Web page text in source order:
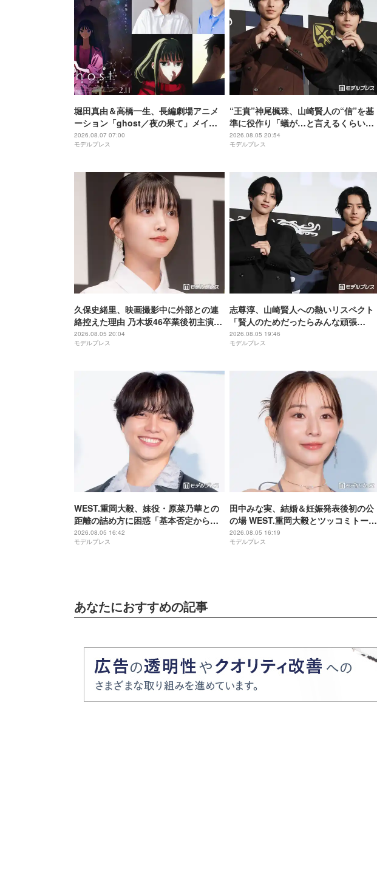
堀田真由＆高橋一生、長編劇場アニメ
ーション「ghost／夜の果て」メイン
キャスト声優に決定「子どもの頃に抱
いていた言葉にはできない沢山の感情
2026.08.07 07:00
モデルプレス
“王賁”神尾楓珠、山崎賢人の“信”を基
準に役作り「蟻が…と言えるくらいの
説得力がないと」【キングダム 魂の決
戦】
2026.08.05 20:54
モデルプレス
久保史緒里、映画撮影中に外部との連
絡控えた理由 乃木坂46卒業後初主演で
母親役に【世界は美しいと誰かが言っ
た】
2026.08.05 20:04
モデルプレス
志尊淳、山崎賢人への熱いリスペクト
「賢人のためだったらみんな頑張
る」“信”としての姿を絶賛【キングダ
ム 魂の決戦】
2026.08.05 19:46
モデルプレス
WEST.重岡大毅、妹役・原菜乃華との
距離の詰め方に困惑「基本否定から入
る会話をしてしまった」【5秒で完全犯
罪を生成する方法】
2026.08.05 16:42
モデルプレス
田中みな実、結婚＆妊娠発表後初の公
の場 WEST.重岡大毅とツッコミトーク
「子役みたいな子なので…」【5秒で完
全犯罪を生成する方法】
2026.08.05 16:19
モデルプレス
あなたにおすすめの記事